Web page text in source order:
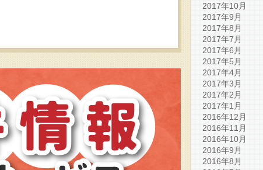
2017年10月
2017年9月
2017年8月
2017年7月
2017年6月
2017年5月
2017年4月
2017年3月
2017年2月
2017年1月
2016年12月
2016年11月
2016年10月
2016年9月
2016年8月